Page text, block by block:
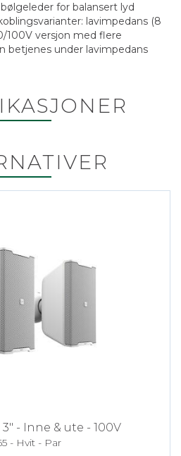
for balansert lyd
lavimpedans (8
100V versjon med flere
betjenes under lavimpedans
- Inne & ute - 100V
- Hvit - Par